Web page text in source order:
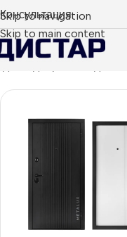
Skip to navigation
Skip to main content
Консультация
двери